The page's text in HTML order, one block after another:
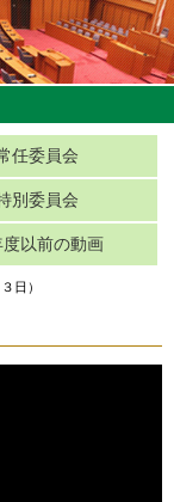
任委員会
別委員会
度以前の動画
日）